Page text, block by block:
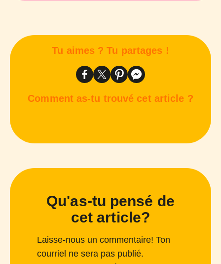
Tu aimes ? Tu partages !
Comment as-tu trouvé cet article ?
Qu'as-tu pensé de
cet article?
Laisse-nous un commentaire! Ton
courriel ne sera pas publié.